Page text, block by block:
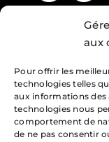
aux
Pour offrir les
technologies telles
aux informations des
technologies nous
comportement de
de ne pas consentir
Heures
Lundi : 7h –
Mardi : 7h
Mercredi :
Jeudi : 7h –